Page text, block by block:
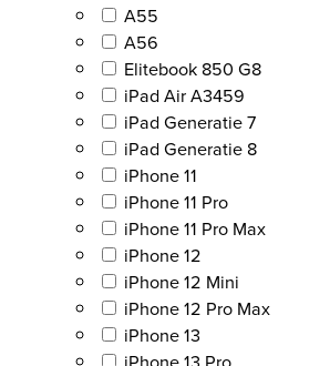
A55
A56
Elitebook 850 G8
iPad Air A3459
iPad Generatie 7
iPad Generatie 8
iPhone 11
iPhone 11 Pro
iPhone 11 Pro Max
iPhone 12
iPhone 12 Mini
iPhone 12 Pro Max
iPhone 13